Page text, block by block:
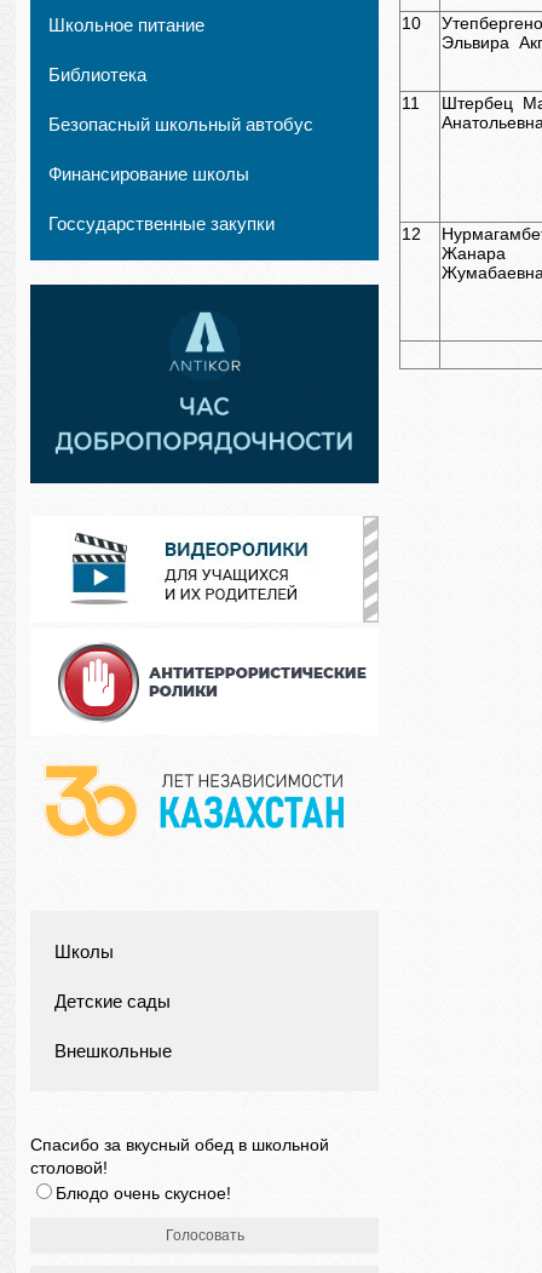
Школьное питание
Библиотека
Безопасный школьный автобус
Финансирование школы
Госсударственные закупки
Школы
Детские сады
Внешкольные
Спасибо за вкусный обед в школьной
столовой!
Блюдо очень скусное!
Голосовать
10
Эльвира
11
Штербец
12
Жанара